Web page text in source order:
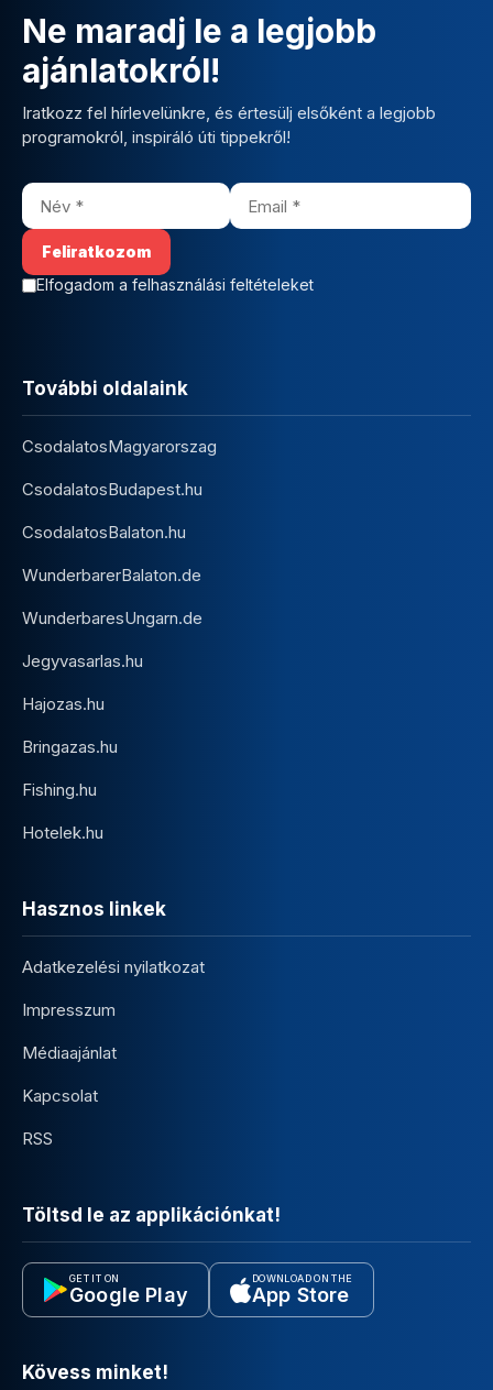
Ne maradj le a legjobb
ajánlatokról!
Iratkozz fel hírlevelünkre, és értesülj elsőként a legjobb
programokról, inspiráló úti tippekről!
Elfogadom a felhasználási feltételeket
További oldalaink
CsodalatosMagyarorszag
CsodalatosBudapest.hu
CsodalatosBalaton.hu
WunderbarerBalaton.de
WunderbaresUngarn.de
Jegyvasarlas.hu
Hajozas.hu
Bringazas.hu
Fishing.hu
Hotelek.hu
Hasznos linkek
Adatkezelési nyilatkozat
Impresszum
Médiaajánlat
Kapcsolat
RSS
Töltsd le az applikációnkat!
GET IT ON
Google Play
DOWNLOAD ON THE
App Store
Kövess minket!